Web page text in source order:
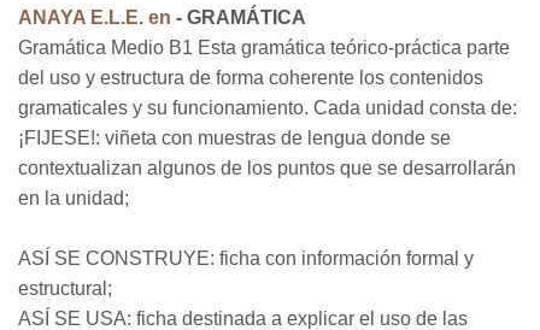
ANAYA E.L.E. en - GRAMÁTICA
Gramática Medio B1 Esta gramática teórico-práctica parte
del uso y estructura de forma coherente los contenidos
gramaticales y su funcionamiento. Cada unidad consta de:
¡FIJESE!: viñeta con muestras de lengua donde se
contextualizan algunos de los puntos que se desarrollarán
en la unidad;
ASÍ SE CONSTRUYE: ficha con información formal y
estructural;
ASÍ SE USA: ficha destinada a explicar el uso de las